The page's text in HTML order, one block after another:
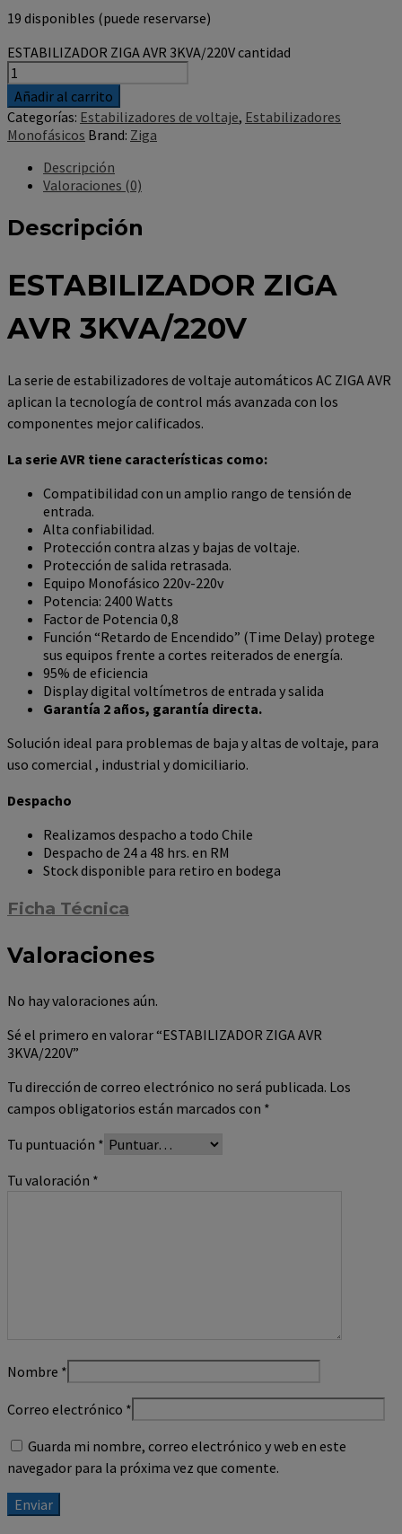
19 disponibles (puede reservarse)
ESTABILIZADOR ZIGA AVR 3KVA/220V cantidad
Añadir al carrito
Categorías: Estabilizadores de voltaje, Estabilizadores
Monofásicos Brand: Ziga
Descripción
Valoraciones (0)
Descripción
ESTABILIZADOR ZIGA
AVR 3KVA/220V
La serie de estabilizadores de voltaje automáticos AC ZIGA AVR
aplican la tecnología de control más avanzada con los
componentes mejor calificados.
La serie AVR tiene características como:
Compatibilidad con un amplio rango de tensión de
entrada.
Alta confiabilidad.
Protección contra alzas y bajas de voltaje.
Protección de salida retrasada.
Equipo Monofásico 220v-220v
Potencia: 2400 Watts
Factor de Potencia 0,8
Función “Retardo de Encendido” (Time Delay) protege
sus equipos frente a cortes reiterados de energía.
95% de eficiencia
Display digital voltímetros de entrada y salida
Garantía 2 años, garantía directa.
Solución ideal para problemas de baja y altas de voltaje, para
uso comercial , industrial y domiciliario.
Despacho
Realizamos despacho a todo Chile
Despacho de 24 a 48 hrs. en RM
Stock disponible para retiro en bodega
Ficha Técnica
Valoraciones
No hay valoraciones aún.
Sé el primero en valorar “ESTABILIZADOR ZIGA AVR
3KVA/220V”
Tu dirección de correo electrónico no será publicada. Los
campos obligatorios están marcados con *
Tu puntuación *
Tu valoración *
Nombre *
Correo electrónico *
Guarda mi nombre, correo electrónico y web en este
navegador para la próxima vez que comente.